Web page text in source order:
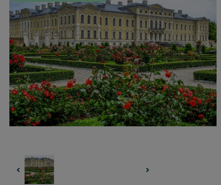
UZŅEMOŠAIS TŪRISMS
IMPRO KONKURSI
PIRMSLĪGUMA INFORMĀCIJA, KLIENTA LĪGUMS,
CEĻOJUMU APDROŠINĀŠANA
ATSAUKSMES PAR CEĻOJUMU
VĪZU ANKETAS
IMPRO PRIVĀTUMA POLITIKA